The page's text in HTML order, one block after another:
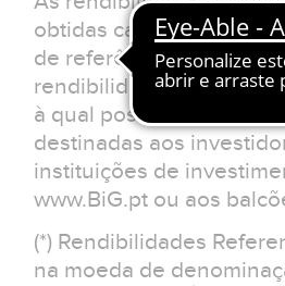
obtidas caso o
de referência. O
rendibilidades
à qual possa estar
destinadas aos
instituições de
www.BiG.pt ou aos
(*) Rendibilidades
na moeda de